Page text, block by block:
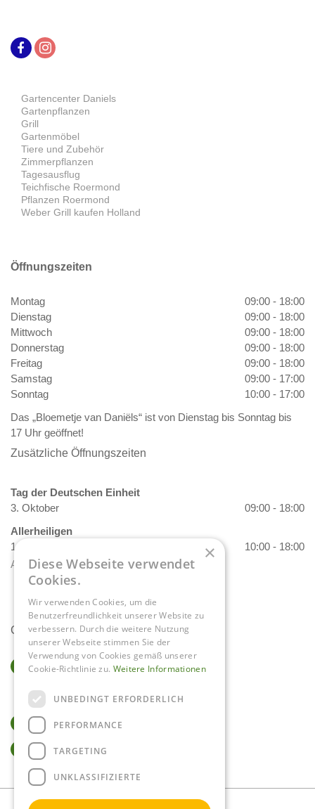
Gartencenter Daniels
Gartenpflanzen
Grill
Gartenmöbel
Tiere und Zubehör
Zimmerpflanzen
Tagesausflug
Teichfische Roermond
Pflanzen Roermond
Weber Grill kaufen Holland
Öffnungszeiten
Montag
09:00 - 18:00
Dienstag
09:00 - 18:00
Mittwoch
09:00 - 18:00
Donnerstag
09:00 - 18:00
Freitag
09:00 - 18:00
Samstag
09:00 - 17:00
Sonntag
10:00 - 17:00
Das „Bloemetje van Daniëls“ ist von Dienstag bis Sonntag bis
17 Uhr geöffnet!
Zusätzliche Öffnungszeiten
Tag der Deutschen Einheit
3. Oktober
09:00 - 18:00
Allerheiligen
1. November
10:00 - 18:00
Alle Öffnungszeiten anzeigen
Contact
Gartencenter Daniëls
6063 NL Vlodrop
0475-534298
info@tuincentrumdaniels.nl
×
Diese Webseite verwendet
Cookies.
Wir verwenden Cookies, um die
Benutzerfreundlichkeit unserer Website zu
verbessern. Durch die weitere Nutzung
unserer Webseite stimmen Sie der
Verwendung von Cookies gemäß unserer
Cookie-Richtlinie zu. Weitere Informationen
UNBEDINGT ERFORDERLICH
PERFORMANCE
TARGETING
UNKLASSIFIZIERTE